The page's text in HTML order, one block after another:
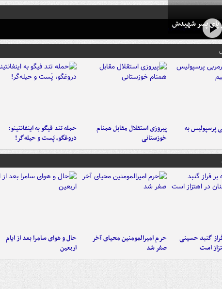
پای پسر شهیدش
پرسپولیس به
پیروزی استقلال مقابل همنام
خوزستانی
حمله تند فیگو به اینفانتینو:
دروغگو، پَست‌ و حیله‌گر!
گنبد حسینی
است
حرم امیرالمومنین محیای آخر
صفر شد
حال و هوای سامرا بعد از ایام
اربعین